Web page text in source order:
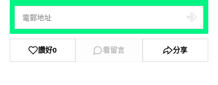
讚好0 看留言 分享